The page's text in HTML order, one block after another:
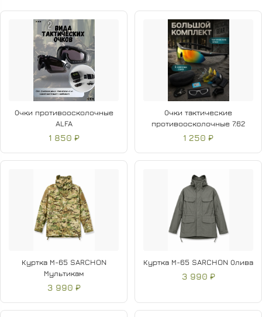
Отлично "дышит" и быстро сохнет
Не сковывает движения, удобен в носке
Удобное расположение функциональных карманов
Очки противоосколочные
ALFA
1 850 ₽
Очки тактические
противоосколочные 7.62
1 250 ₽
Куртка М-65 SARCHON
Мультикам
3 990 ₽
Куртка М-65 SARCHON Олива
3 990 ₽